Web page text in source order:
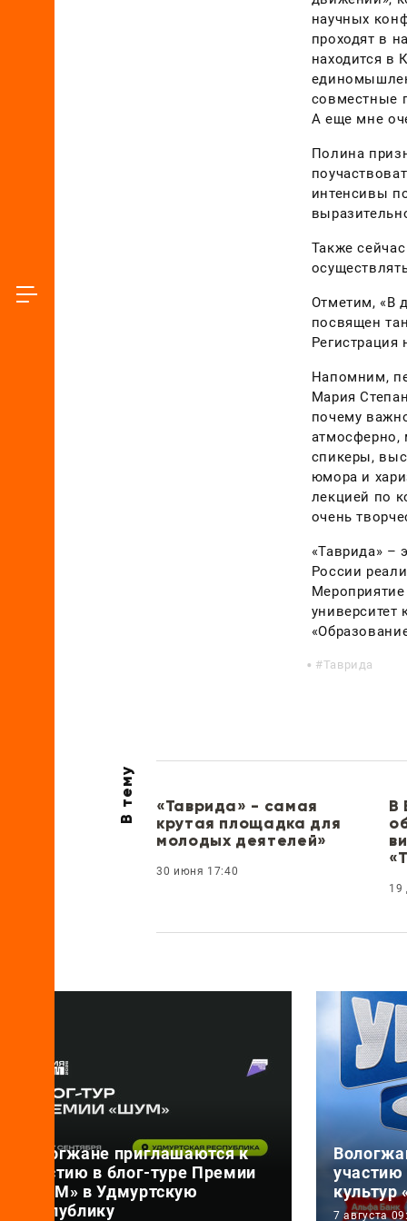
научных
проходят в
находится в
совместные
А еще мне
Полина
интенсивы
Также
Отметим, «В
посвящен
Регистрация
Напомним,
Мария
почему
атмосферно,
спикеры,
юмора и
лекцией по
очень
«Таврида» –
России
университет
Таврида
В тему
«Таврида» - самая
крутая площадка для
молодых деятелей»
30 июня 17:40
В
19
Вологжане приглашаются к
участию в блог-туре Премии
«ШУМ» в Удмуртскую
Республику
7 августа